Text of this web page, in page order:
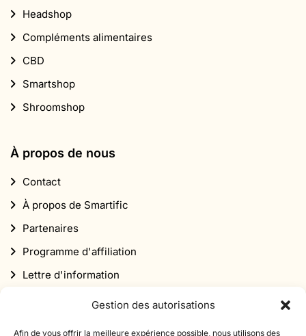
Gestion des autorisations
Afin de vous offrir la meilleure expérience possible, nous utilisons des
Headshop
Compléments alimentaires
CBD
Smartshop
Shroomshop
À propos de nous
Contact
À propos de Smartific
Partenaires
Programme d'affiliation
Lettre d'information